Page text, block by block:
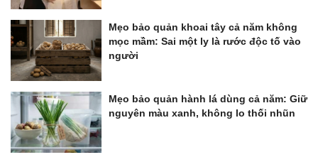
Mẹo bảo quản khoai tây cả năm không
mọc mầm: Sai một ly là rước độc tố vào
người
Mẹo bảo quản hành lá dùng cả năm: Giữ
nguyên màu xanh, không lo thối nhũn